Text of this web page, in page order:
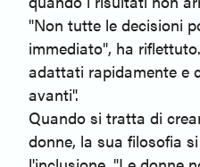
"Non tutte le decisioni
immediato", ha
adattati rapidamente e
avanti".
Quando si tratta di
donne, la sua filosofia